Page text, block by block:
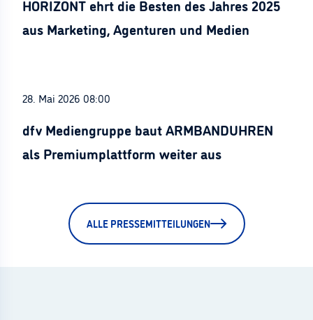
HORIZONT ehrt die Besten des Jahres 2025
aus Marketing, Agenturen und Medien
28. Mai 2026 08:00
dfv Mediengruppe baut ARMBANDUHREN
als Premiumplattform weiter aus
ALLE PRESSEMITTEILUNGEN